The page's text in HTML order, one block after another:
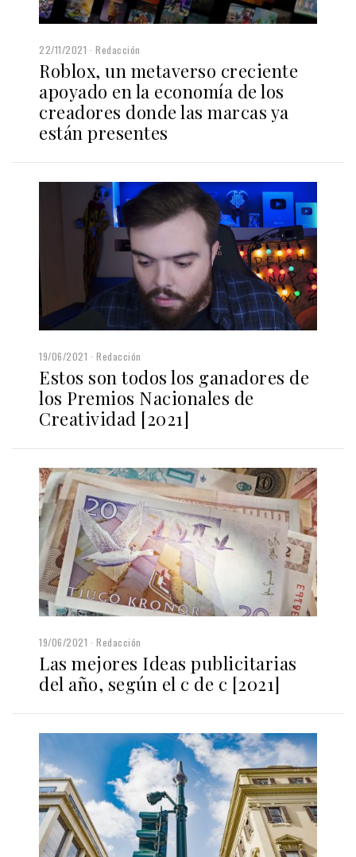
22/11/2021 Redacción
Roblox, un metaverso creciente
apoyado en la economía de los
creadores donde las marcas ya
están presentes
19/06/2021 Redacción
Estos son todos los ganadores de
los Premios Nacionales de
Creatividad [2021]
19/06/2021 Redacción
Las mejores Ideas publicitarias
del año, según el c de c [2021]